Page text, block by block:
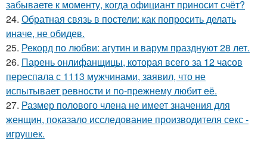
забываете к моменту, когда официант приносит счёт?
24. Обратная связь в постели: как попросить делать
иначе, не обидев.
25. Рекорд по любви: агутин и варум празднуют 28 лет.
26. Парень онлифанщицы, которая всего за 12 часов
переспала с 1113 мужчинами, заявил, что не
испытывает ревности и по-прежнему любит её.
27. Размер полового члена не имеет значения для
женщин, показало исследование производителя секс -
игрушек.